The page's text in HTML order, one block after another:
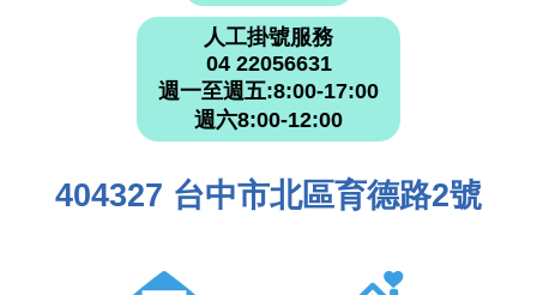
人工掛號服務
04 22056631
週一至週五:8:00-17:00
週六8:00-12:00
404327 台中市北區育德路2號